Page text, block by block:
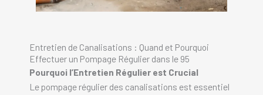
Entretien de Canalisations : Quand et Pourquoi
Effectuer un Pompage Régulier dans le 95
Pourquoi l’Entretien Régulier est Crucial
Le pompage régulier des canalisations est essentiel